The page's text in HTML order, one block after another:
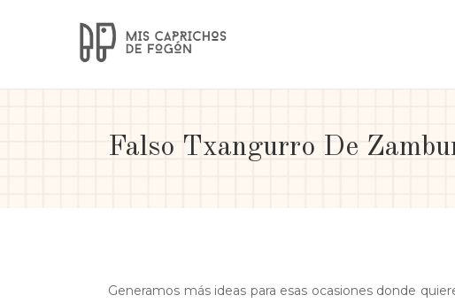
Falso Txangurro De
Generamos más ideas para esas ocasiones donde